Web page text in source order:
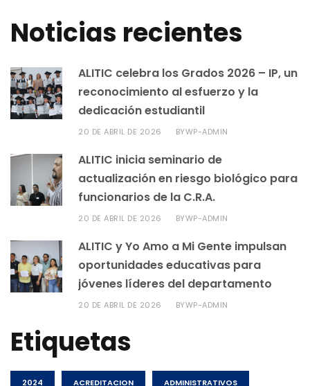
Noticias recientes
ALITIC celebra los Grados 2026 – IP, un
reconocimiento al esfuerzo y la
dedicación estudiantil
20 DE ABRIL DE 2026 BYWP-ADMIN
ALITIC inicia seminario de
actualización en riesgo biológico para
funcionarios de la C.R.A.
20 DE ABRIL DE 2026 BYWP-ADMIN
ALITIC y Yo Amo a Mi Gente impulsan
oportunidades educativas para
jóvenes líderes del departamento
20 DE ABRIL DE 2026 BYWP-ADMIN
Etiquetas
2024 ACREDITACION ADMINISTRATIVOS